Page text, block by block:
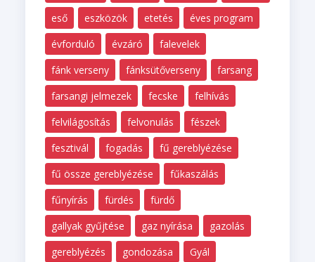
eső
eszközök etetés
éves program
évforduló
évzáró
falevelek
fánk verseny
fánksütőverseny
farsang
farsangi jelmezek
fecske
felhívás
felvilágosítás
felvonulás
fészek
fesztivál
fogadás
fű gereblyézése
fű össze gereblyézése
fűkaszálás
fűnyírás
fürdés
fürdő
gallyak gyűjtése
gaz nyírása
gazolás
gereblyézés
gondozása
Gyál